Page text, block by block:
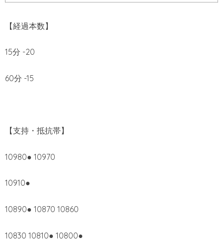
【経過本数】
15分 -20
60分 -15
【支持・抵抗帯】
10980● 10970
10910●
10890● 10870 10860
10830 10810● 10800●